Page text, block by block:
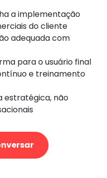
a implementação
do cliente
adequada com
para o usuário final
e treinamento
estratégica, não